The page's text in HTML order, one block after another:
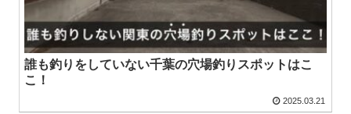
誰も釣りをしていない千葉の穴場釣りスポットはこ
こ！
2025.03.21